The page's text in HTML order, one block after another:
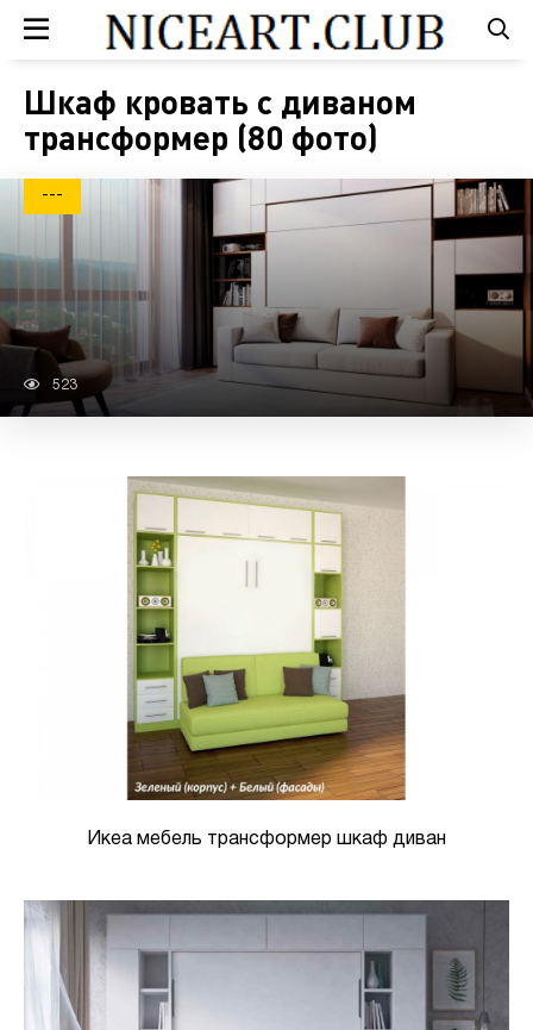
Шкаф кровать с диваном
трансформер (80 фото)
---
523
Икеа мебель трансформер шкаф диван